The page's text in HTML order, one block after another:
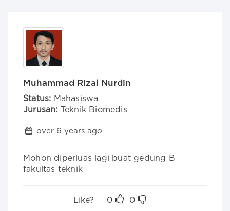
Muhammad Rizal Nurdin
Status: Mahasiswa
Jurusan: Teknik Biomedis
over 6 years ago
Mohon diperluas lagi buat gedung B
fakultas teknik
Like? 0 0